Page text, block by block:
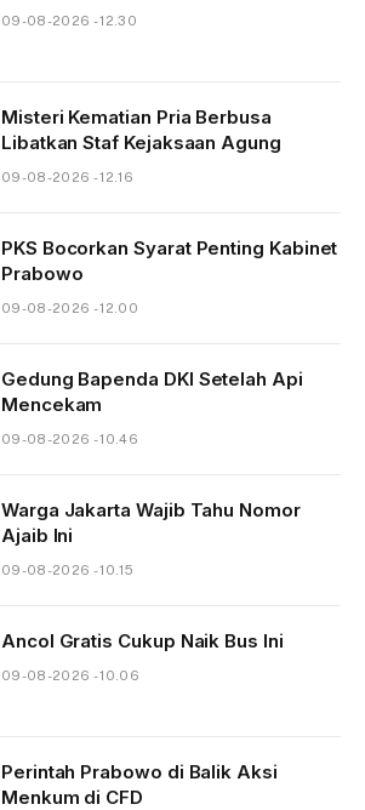
09-08-2026 - 12.30
Misteri Kematian Pria Berbusa
Libatkan Staf Kejaksaan Agung
09-08-2026 - 12.16
PKS Bocorkan Syarat Penting Kabinet
Prabowo
09-08-2026 - 12.00
Gedung Bapenda DKI Setelah Api
Mencekam
09-08-2026 - 10.46
Warga Jakarta Wajib Tahu Nomor
Ajaib Ini
09-08-2026 - 10.15
Ancol Gratis Cukup Naik Bus Ini
09-08-2026 - 10.06
Perintah Prabowo di Balik Aksi
Menkum di CFD